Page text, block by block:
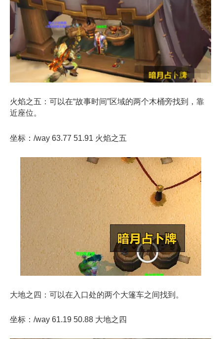
火焰之五：可以在“故事时间”区域的两个木桶旁找到，靠
近座位。
坐标：/way 63.77 51.91 火焰之五
大地之四：可以在入口处的两个大篷车之间找到。
坐标：/way 61.19 50.88 大地之 四